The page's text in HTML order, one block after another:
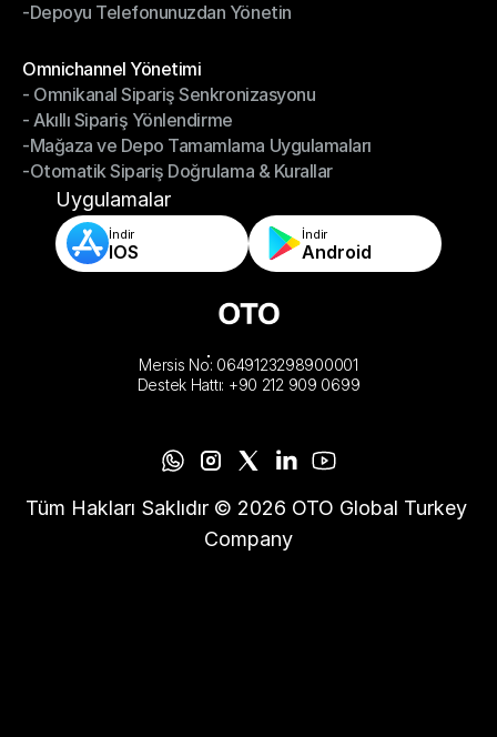
-Stoklarınızı Kontrol Altında Tutun
-Depoyu Telefonunuzdan Yönetin
Omnichannel Yönetimi
Omnichannel Yönetimi
- Omnikanal Sipariş Senkronizasyonu
- Omnikanal Sipariş Senkronizasyonu
- Akıllı Sipariş Yönlendirme
- Akıllı Sipariş Yönlendirme
-Mağaza ve Depo Tamamlama Uygulamaları
-Mağaza ve Depo Tamamlama Uygulamaları
-Otomatik Sipariş Doğrulama & Kurallar
-Otomatik Sipariş Doğrulama & Kurallar
Uygulamalar
İndir
IOS
İndir
Android
Mersis No: 0649123298900001
Destek Hattı: +90 212 909 0699
Tüm Hakları Saklıdır © 2026 OTO Global Turkey
Company